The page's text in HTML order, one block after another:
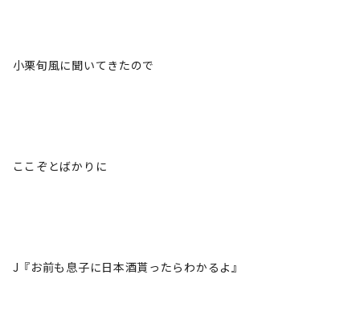
小栗旬風に聞いてきたので
ここぞとばかりに
J『お前も息子に日本酒貰ったらわかるよ』